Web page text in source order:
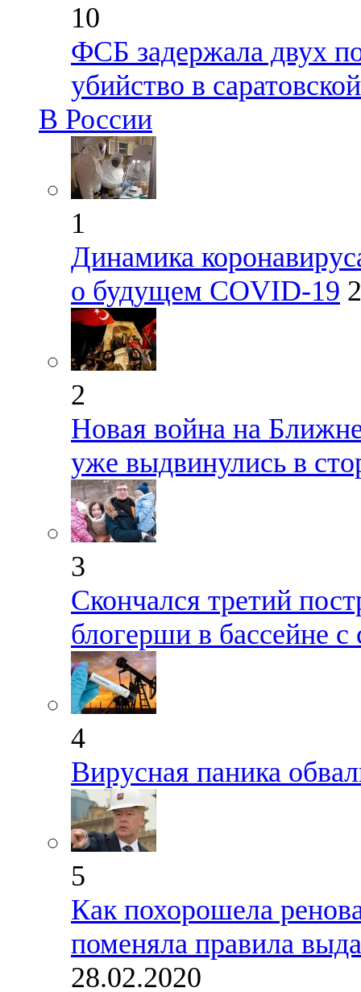
10
ФСБ задержала двух
убийство в
В России
1
Динамика
о будущем COVID-19
2
Новая война на
уже выдвинулись в
3
Скончался третий
блогерши в бассейне
4
Вирусная паника
5
Как похорошела
поменяла правила
28.02.2020